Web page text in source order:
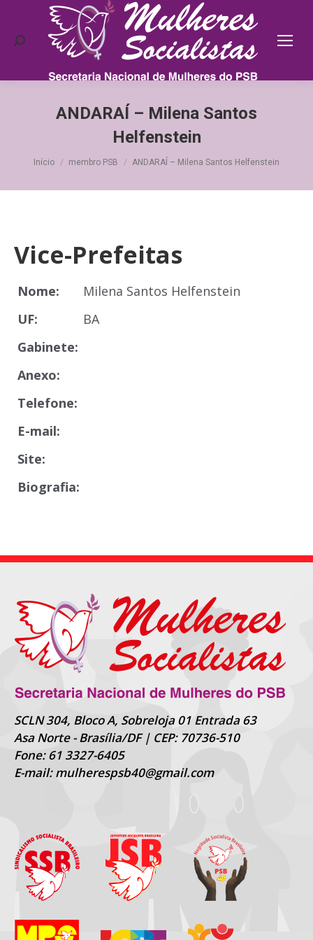
Search:
ANDARAÍ – Milena Santos
Helfenstein
Você está aqui:
Início membro PSB ANDARAÍ – Milena Santos Helfenstein
Vice-Prefeitas
Nome:
Milena Santos Helfenstein
UF:
BA
Gabinete:
Anexo:
Telefone:
E-mail:
Site:
Biografia:
SCLN 304, Bloco A, Sobreloja 01 Entrada 63
Asa Norte - Brasília/DF | CEP: 70736-510
Fone: 61 3327-6405
E-mail: mulherespsb40@gmail.com